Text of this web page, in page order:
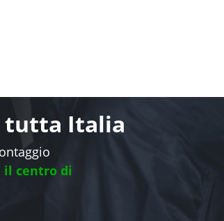
tutta Italia
il centro di